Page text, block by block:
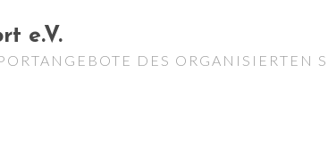
e.V.
DES ORGANISIERTEN